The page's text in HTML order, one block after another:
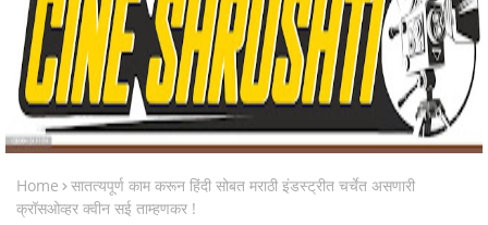
Home
सातत्यपूर्ण काम करून हिंदी सोबत मराठी इंडस्ट्रीत चर्चेत असणारी
क्रॉसओव्हर क्वीन सई ताम्हणकर !